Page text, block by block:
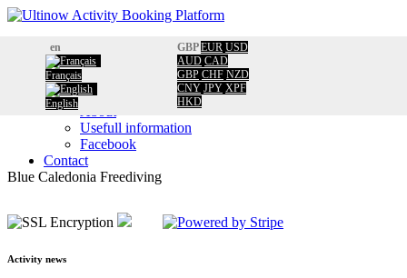
en
Français
English
GBPEUR USD
AUD CAD
GBP CHF NZD
CNY JPY XPF
HKD
Home
Booking
Calendar
Information
Usefull information
Facebook
Contact
Blue Caledonia Freediving
Activity news